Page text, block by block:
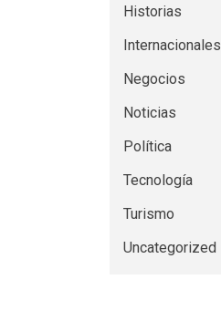
Historias
Internacionales
Negocios
Noticias
Política
Tecnología
Turismo
Uncategorized